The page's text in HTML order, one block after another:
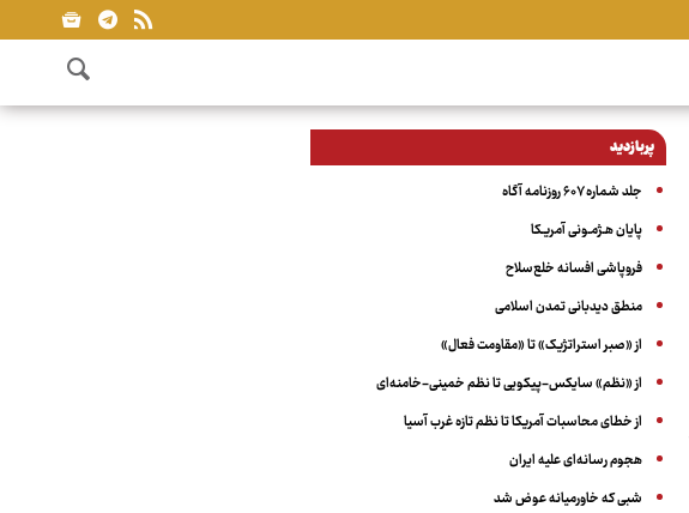
پربازدید
جلد شماره ۶۰۷ روزنامه آگاه
پایان هـژمـونی آمریـکا
فروپاشی افسانه خلع‌سلاح
منطق دیدبانی تمدن اسلامی
از «صبر استراتژیک» تا «مقاومت فعال»
از «نظم» سایکس-پیکویی تا نظم خمینی-خامنه‌ای
از خطای محاسبات آمریکا تا نظم تازه غرب آسیا
هجوم رسانه‌ای علیه ایران
شبی که خاورمیانه عوض شد